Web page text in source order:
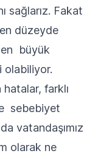
sağlarız. Fakat
düzeyde
en büyük
olabiliyor.
hatalar, farklı
sebebiyet
vatandaşımız
olarak ne